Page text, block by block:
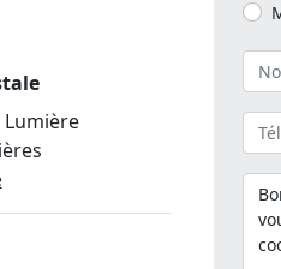
Lumière